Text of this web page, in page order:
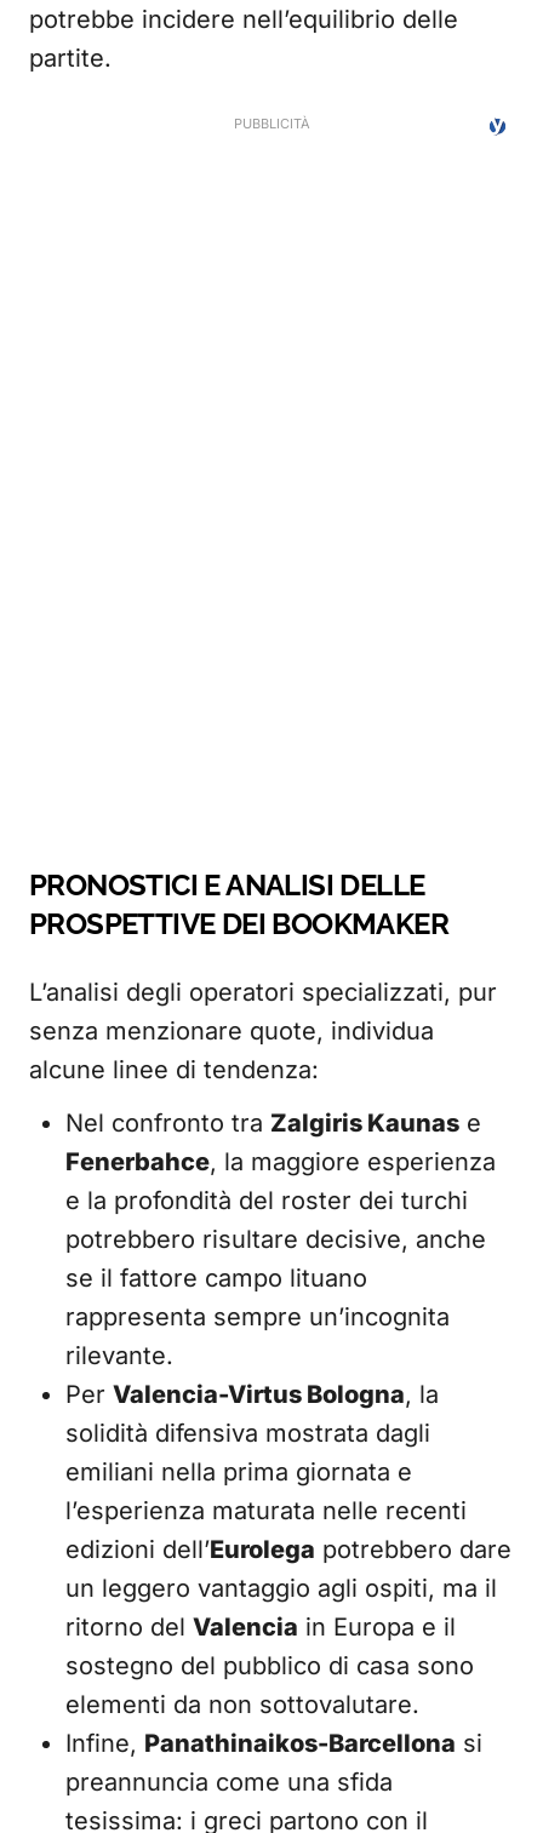
potrebbe incidere nell’equilibrio delle
partite.
PRONOSTICI E ANALISI DELLE
PROSPETTIVE DEI BOOKMAKER
L’analisi degli operatori specializzati, pur
senza menzionare quote, individua
alcune linee di tendenza:
Nel confronto tra Zalgiris Kaunas e
Fenerbahce, la maggiore esperienza
e la profondità del roster dei turchi
potrebbero risultare decisive, anche
se il fattore campo lituano
rappresenta sempre un’incognita
rilevante.
Per Valencia-Virtus Bologna, la
solidità difensiva mostrata dagli
emiliani nella prima giornata e
l’esperienza maturata nelle recenti
edizioni dell’Eurolega potrebbero dare
un leggero vantaggio agli ospiti, ma il
ritorno del Valencia in Europa e il
sostegno del pubblico di casa sono
elementi da non sottovalutare.
Infine, Panathinaikos-Barcellona si
preannuncia come una sfida
tesissima: i greci partono con il